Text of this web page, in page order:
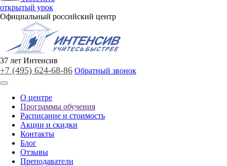
открытый урок
Официальный российский центр
37 лет Интенсив
+7 (495) 624-68-86 Обратный звонок
О центре
Программы обучения
Расписание и стоимость
Акции и скидки
Контакты
Блог
Отзывы
Преподаватели